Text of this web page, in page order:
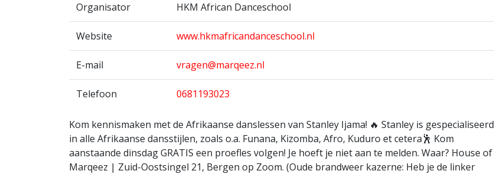
Organisator HKM African Danceschool
Website www.hkmafricandanceschool.nl
E-mail vragen@marqeez.nl
Telefoon 0681193023
Kom kennismaken met de Afrikaanse danslessen van Stanley Ijama! 🔥 Stanley is gespecialiseerd
in alle Afrikaanse dansstijlen, zoals o.a. Funana, Kizomba, Afro, Kuduro et cetera🕺 Kom
aanstaande dinsdag GRATIS een proefles volgen! Je hoeft je niet aan te melden. Waar? House of
Marqeez | Zuid-Oostsingel 21, Bergen op Zoom. (Oude brandweer kazerne: Heb je de linker